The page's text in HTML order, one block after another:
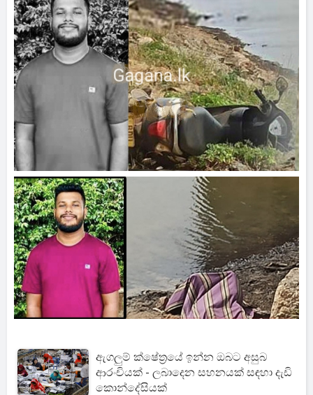
ඇගලුම් ක්ෂේත්‍රයේ ඉන්න ඔබට අසුබ
ආරංචියක් - ලබාදෙන සහනයක් සඳහා දැඩි
කොන්දේසියක්